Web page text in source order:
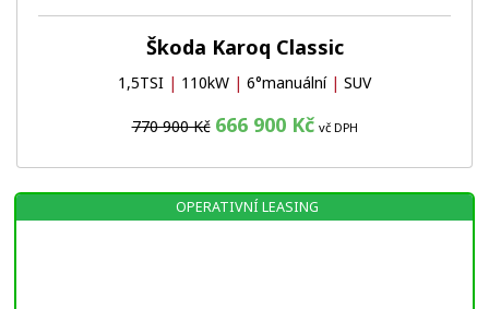
Škoda Karoq Classic
1,5TSI | 110kW | 6°manuální | SUV
770 900 Kč 666 900 Kč vč DPH
OPERATIVNÍ LEASING